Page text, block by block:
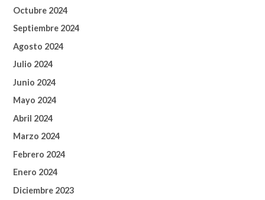
Octubre 2024
Septiembre 2024
Agosto 2024
Julio 2024
Junio 2024
Mayo 2024
Abril 2024
Marzo 2024
Febrero 2024
Enero 2024
Diciembre 2023